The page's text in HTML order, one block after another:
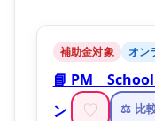
補助金対象 オン
📘 PM School
ン
♡ ⚖️ 比